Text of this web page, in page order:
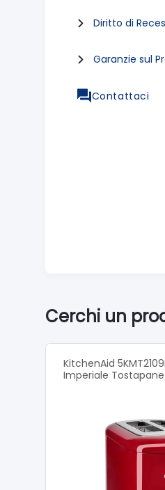
Diritto di
Garanzie sul
Contattaci
Cerchi un
KitchenAid
Imperiale